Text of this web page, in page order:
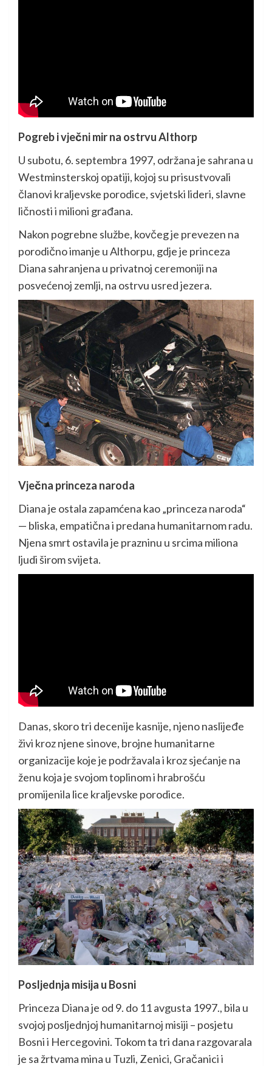
Pogreb i vječni mir na ostrvu Althorp
U subotu, 6. septembra 1997, održana je sahrana u
Westminsterskoj opatiji, kojoj su prisustvovali
članovi kraljevske porodice, svjetski lideri, slavne
ličnosti i milioni građana.
Nakon pogrebne službe, kovčeg je prevezen na
porodično imanje u Althorpu, gdje je princeza
Diana sahranjena u privatnoj ceremoniji na
posvećenoj zemlji, na ostrvu usred jezera.
Vječna princeza naroda
Diana je ostala zapamćena kao „princeza naroda“
— bliska, empatična i predana humanitarnom radu.
Njena smrt ostavila je prazninu u srcima miliona
ljudi širom svijeta.
Danas, skoro tri decenije kasnije, njeno naslijeđe
živi kroz njene sinove, brojne humanitarne
organizacije koje je podržavala i kroz sjećanje na
ženu koja je svojom toplinom i hrabrošću
promijenila lice kraljevske porodice.
Posljednja misija u Bosni
Princeza Diana je od 9. do 11 avgusta 1997., bila u
svojoj posljednjoj humanitarnoj misiji – posjetu
Bosni i Hercegovini. Tokom ta tri dana razgovarala
je sa žrtvama mina u Tuzli, Zenici, Gračanici i